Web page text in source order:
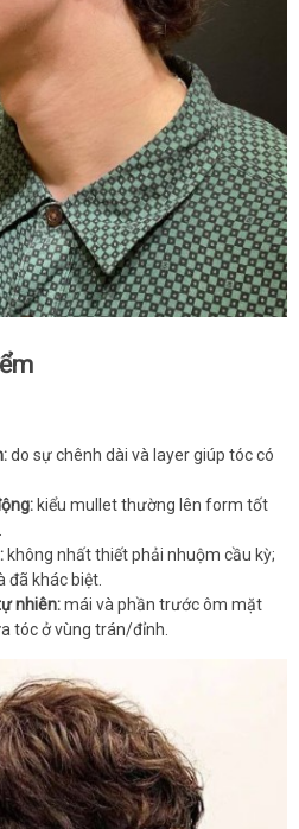
do sự chênh dài và layer giúp tóc có
kiểu mullet thường lên form tốt
không nhất thiết phải nhuộm cầu kỳ;
đã khác biệt.
nhiên:mái và phần trước ôm mặt
tóc ở vùng trán/đỉnh.